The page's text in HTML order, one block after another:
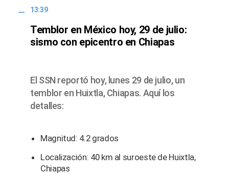
13:39
Temblor en México hoy, 29 de julio:
sismo con epicentro en Chiapas
El SSN reportó hoy, lunes 29 de julio, un
temblor en Huixtla, Chiapas. Aquí los
detalles:
Magnitud: 4.2 grados
Localización: 40 km al suroeste de Huixtla,
Chiapas